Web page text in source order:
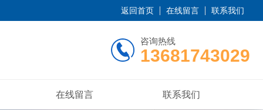
返回首页 在线留言 联系我们
咨询热线
13681743029
在线留言 联系我们